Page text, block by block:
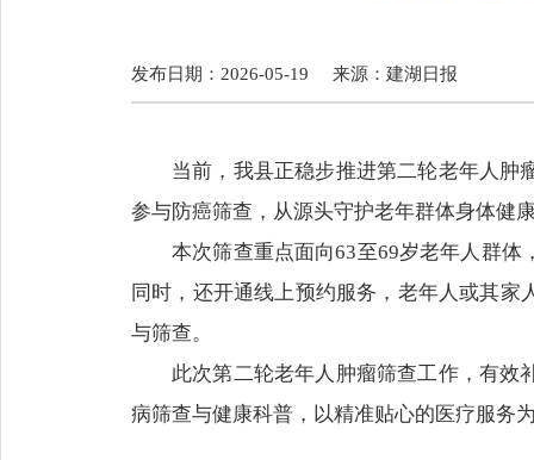
发布日期：2026-05-19 来源： 建湖日报
当前，我县正稳步推进第二轮老年人肿
参与防癌筛查，从源头守护老年群体身体健
本次筛查重点面向63至69岁老年人群
同时，还开通线上预约服务，老年人或其家
与筛查。
此次第二轮老年人肿瘤筛查工作，有效
病筛查与健康科普，以精准贴心的医疗服务